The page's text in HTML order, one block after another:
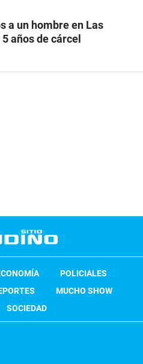
a un hombre en Las
años de cárcel
POLICIALES
MUCHO SHOW
SOCIEDAD